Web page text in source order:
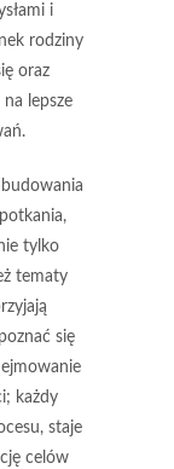
i
rodziny
oraz
lepsze
tylko
tematy
się
każdy
staje
celów